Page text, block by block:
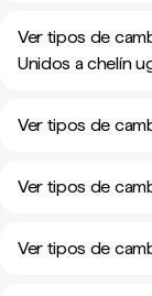
Ver tipos de
Unidos a chelín
Ver tipos de
Ver tipos de
Ver tipos de